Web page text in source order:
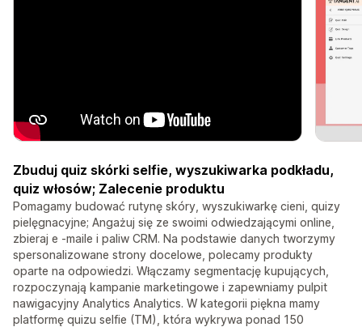
Zbuduj quiz skórki selfie, wyszukiwarka podkładu,
quiz włosów; Zalecenie produktu
Pomagamy budować rutynę skóry, wyszukiwarkę cieni, quizy
pielęgnacyjne; Angażuj się ze swoimi odwiedzającymi online,
zbieraj e -maile i paliw CRM. Na podstawie danych tworzymy
spersonalizowane strony docelowe, polecamy produkty
oparte na odpowiedzi. Włączamy segmentację kupujących,
rozpoczynają kampanie marketingowe i zapewniamy pulpit
nawigacyjny Analytics Analytics. W kategorii piękna mamy
platformę quizu selfie (TM), która wykrywa ponad 150